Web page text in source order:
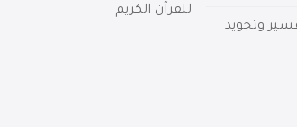
وتجويد
للقرآن الكريم